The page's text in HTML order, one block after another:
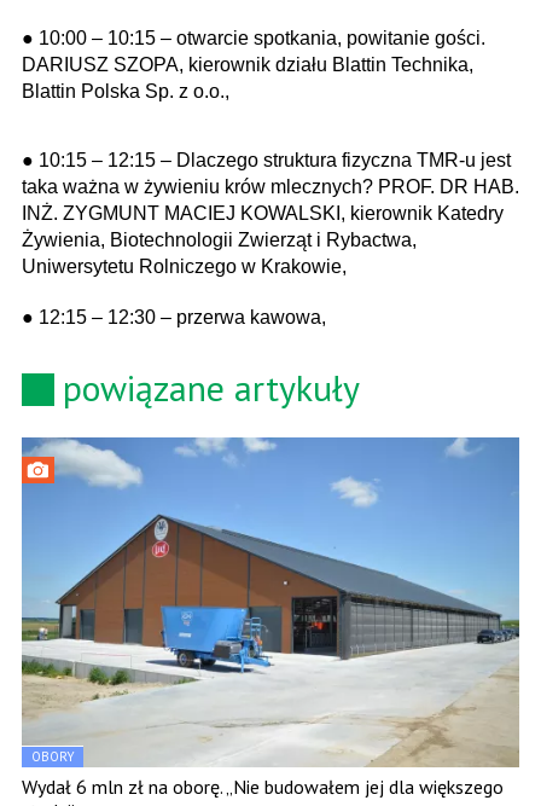
● 10:00 – 10:15 – otwarcie spotkania, powitanie gości.
DARIUSZ SZOPA, kierownik działu Blattin Technika,
Blattin Polska Sp. z o.o.,
● 10:15 – 12:15 – Dlaczego struktura fizyczna TMR-u jest
taka ważna w żywieniu krów mlecznych? PROF. DR HAB.
INŻ. ZYGMUNT MACIEJ KOWALSKI, kierownik Katedry
Żywienia, Biotechnologii Zwierząt i Rybactwa,
Uniwersytetu Rolniczego w Krakowie,
● 12:15 – 12:30 – przerwa kawowa,
powiązane artykuły
OBORY
Wydał 6 mln zł na oborę. „Nie budowałem jej dla większego